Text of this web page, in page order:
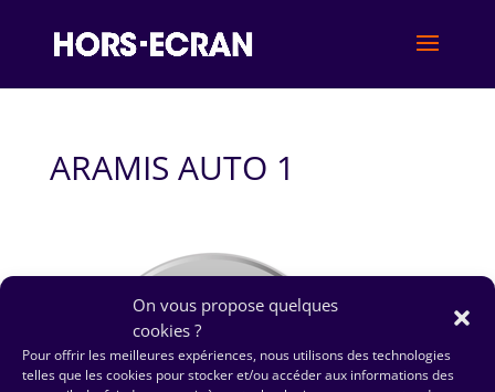
On vous propose quelques
cookies ?
Pour offrir les meilleures expériences, nous utilisons des technologies
telles que les cookies pour stocker et/ou accéder aux informations des
ARAMIS AUTO 1